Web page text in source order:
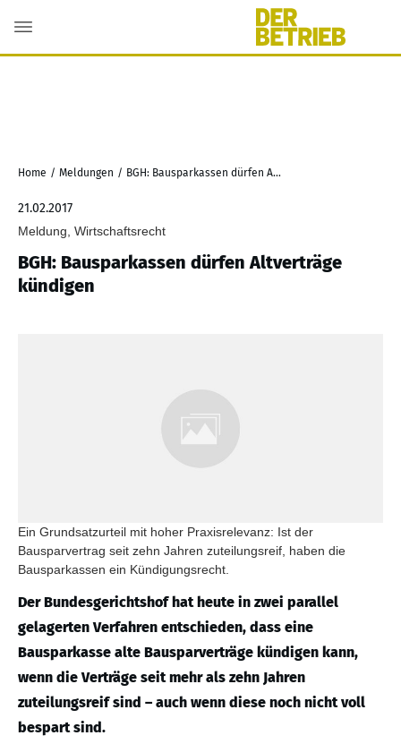
Home / Meldungen / BGH: Bausparkassen dürfen Altverträge kündigen
21.02.2017
Meldung, Wirtschaftsrecht
BGH: Bausparkassen dürfen Altverträge
kündigen
Ein Grundsatzurteil mit hoher Praxisrelevanz: Ist der
Bausparvertrag seit zehn Jahren zuteilungsreif, haben die
Bausparkassen ein Kündigungsrecht.
Der Bundesgerichtshof hat heute in zwei parallel
gelagerten Verfahren entschieden, dass eine
Bausparkasse alte Bausparverträge kündigen kann,
wenn die Verträge seit mehr als zehn Jahren
zuteilungsreif sind – auch wenn diese noch nicht voll
bespart sind.